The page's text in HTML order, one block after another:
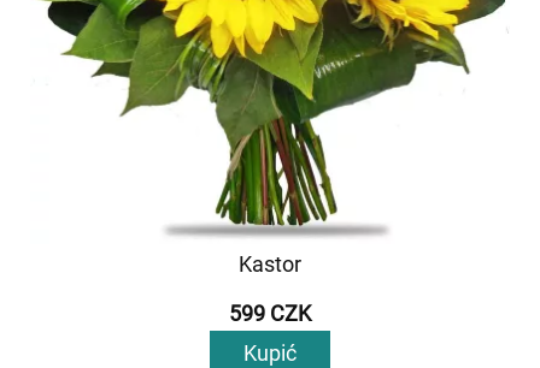
Kastor
599 CZK
Kupić